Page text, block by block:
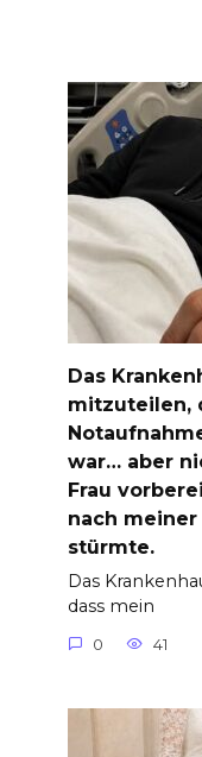
Das
mitzuteilen,
war… aber
Frau
nach
stürmte.
Das
dass mein
0 41